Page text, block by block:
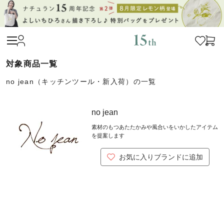
no jean（キッチンツール・新入荷）の一覧
no jean
素材のもつあたたかみや風合いをいかしたアイテム
を提案します
お気に入りブランドに追加